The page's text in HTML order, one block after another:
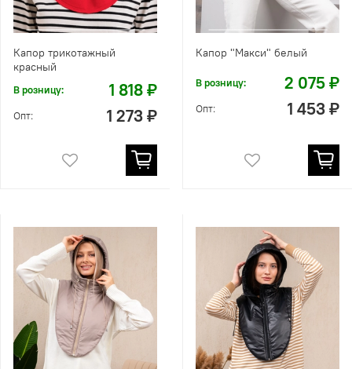
Капор трикотажный
красный
В розницу: 1 818 ₽
Опт: 1 273 ₽
Капор "Макси" белый
В розницу: 2 075 ₽
Опт: 1 453 ₽